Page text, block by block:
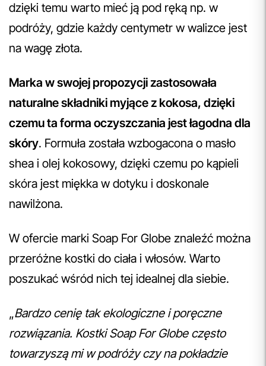
dzięki temu warto mieć ją pod ręką np. w
podróży, gdzie każdy centymetr w walizce jest
na wagę złota.
Marka w swojej propozycji zastosowała
naturalne składniki myjące z kokosa, dzięki
czemu ta forma oczyszczania jest łagodna dla
skóry. Formuła została wzbogacona o masło
shea i olej kokosowy, dzięki czemu po kąpieli
skóra jest miękka w dotyku i doskonale
nawilżona.
W ofercie marki Soap For Globe znaleźć można
przeróżne kostki do ciała i włosów. Warto
poszukać wśród nich tej idealnej dla siebie.
„Bardzo cenię tak ekologiczne i poręczne
rozwiązania. Kostki Soap For Globe często
towarzyszą mi w podróży czy na pokładzie